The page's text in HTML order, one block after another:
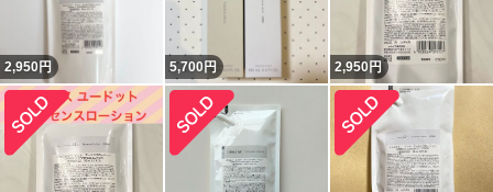
2,950円 5,700円 2,950 円